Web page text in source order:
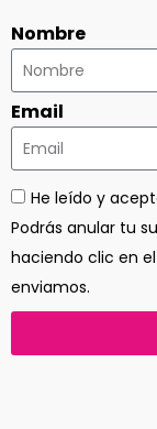
Nombre
Email
He leído y
Podrás anular tu
haciendo clic en
enviamos.